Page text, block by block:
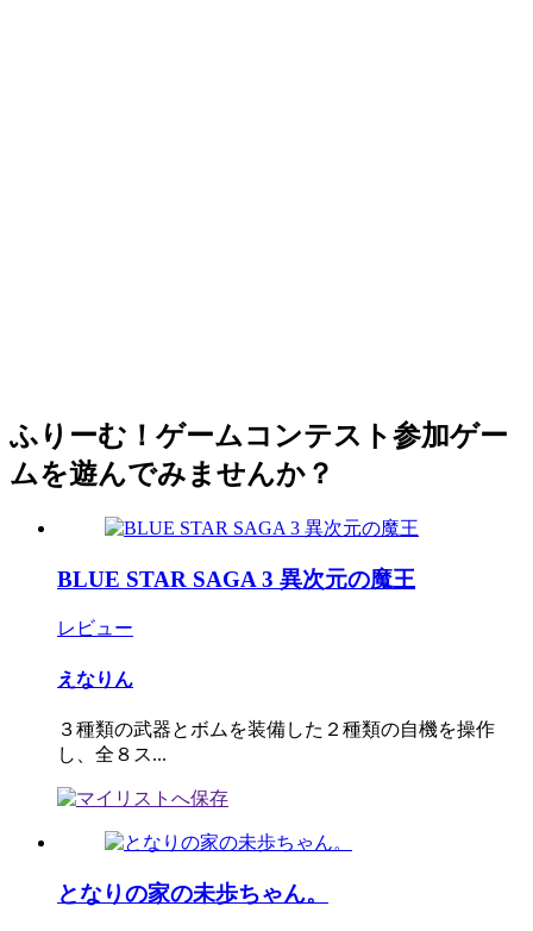
ふりーむ！ゲームコンテスト参加ゲー
ムを遊んでみませんか？
BLUE STAR SAGA 3 異次元の魔王
レビュー
えなりん
３種類の武器とボムを装備した２種類の自機を操作
し、全８ス...
となりの家の未歩ちゃん。